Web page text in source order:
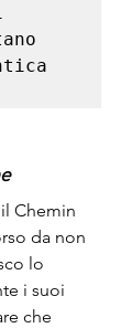
Chemin
da non
lo
i suoi
che